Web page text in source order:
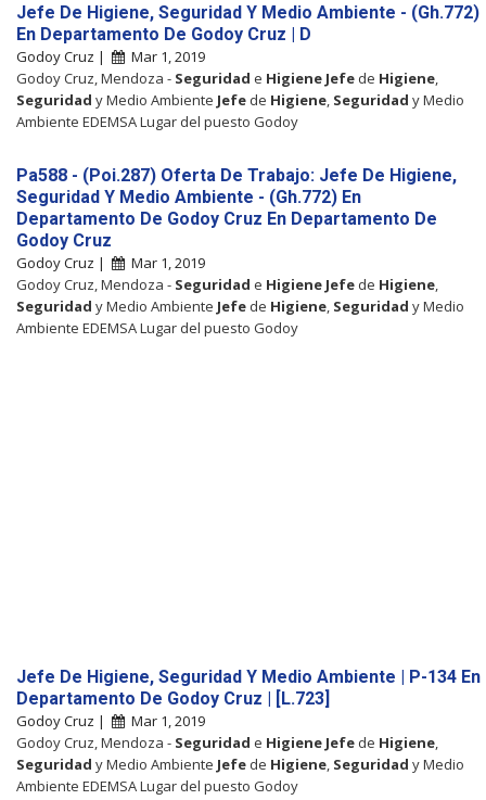
Jefe De Higiene, Seguridad Y Medio Ambiente - (Gh.772)
En Departamento De Godoy Cruz | D
Godoy Cruz |
Mar 1, 2019
Godoy Cruz, Mendoza - Seguridad e Higiene Jefe de Higiene
Seguridad y Medio Ambiente Jefe de Higiene Seguridad y Medio
Ambiente EDEMSA Lugar del puesto Godoy
Pa588 - (Poi.287) Oferta De Trabajo: Jefe De Higiene,
Seguridad Y Medio Ambiente - (Gh.772) En
Departamento De Godoy Cruz En Departamento De
Godoy Cruz
Godoy Cruz |
Mar 1, 2019
Godoy Cruz, Mendoza - Seguridad e Higiene Jefe de Higiene
Seguridad y Medio Ambiente Jefe de Higiene Seguridad y Medio
Ambiente EDEMSA Lugar del puesto Godoy
Jefe De Higiene, Seguridad Y Medio Ambiente | P-134 En
Departamento De Godoy Cruz | [L.723]
Godoy Cruz |
Mar 1, 2019
Godoy Cruz, Mendoza - Seguridad e Higiene Jefe de Higiene
Seguridad y Medio Ambiente Jefe de Higiene Seguridad y Medio
Ambiente EDEMSA Lugar del puesto Godoy